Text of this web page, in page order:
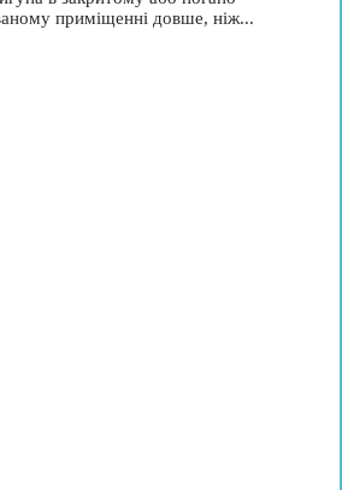
приміщенні довше, ніж...